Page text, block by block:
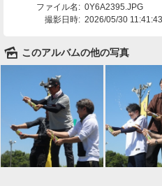
ファイル名: 0Y6A2395.JPG
撮影日時: 2026/05/30 11:41:43
🌄 このアルバムの他の写真